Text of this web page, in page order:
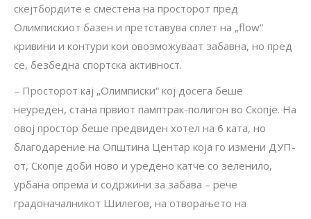
скејтбордите е сместена на просторот пред
Олимпискиот базен и претставува сплет на „flow“
кривини и контури кои овозможуваат забавна, но пред
се, безбедна спортска активност.
– Просторот кај „Олимписки“ кој досега беше
неуреден, стана првиот памптрак-полигон во Скопје. На
овој простор беше предвиден хотел на 6 ката, но
благодарение на Општина Центар која го измени ДУП-
от, Скопје доби ново и уредено катче со зеленило,
урбана опрема и содржини за забава – рече
градоначалникот Шилегов, на отворањето на